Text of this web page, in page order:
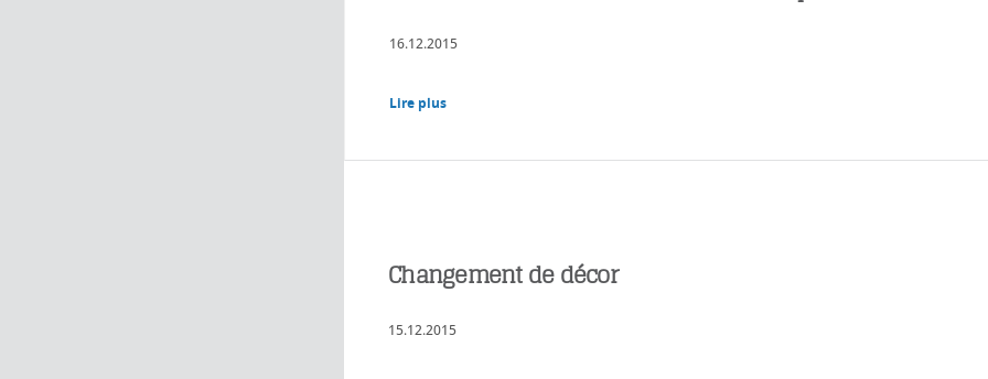
16.12.2015
Lire plus
Changement de décor
15.12.2015